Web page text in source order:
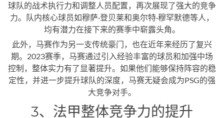
球队的战术执行力和调整人员配置，再次展现了强大的竞争
力。队内核心球员如穆萨·登贝莱和奥尔特·穆罕默德等人，
均有潜力在接下来的赛季中崭露头角。
此外，马赛作为另一支传统豪门，也在近年来经历了复兴
期。2023赛季，马赛通过引入经验丰富的球员和加强中场
控制，整体实力有了显著提升。如果他们能够保持阵容的稳
定性，并进一步提升球队的深度，马赛无疑会成为PSG的强
大竞争对手。
3、法甲整体竞争力的提升